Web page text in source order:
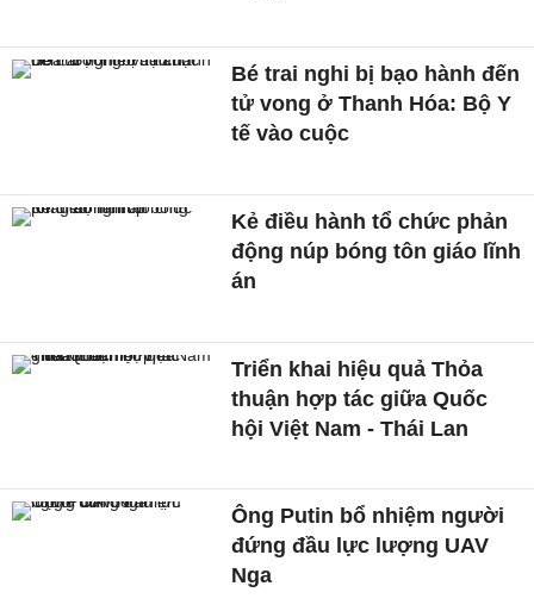
Bé trai nghi bị bạo hành đến
tử vong ở Thanh Hóa: Bộ Y
tế vào cuộc
Kẻ điều hành tổ chức phản
động núp bóng tôn giáo lĩnh
án
Triển khai hiệu quả Thỏa
thuận hợp tác giữa Quốc
hội Việt Nam - Thái Lan
Ông Putin bổ nhiệm người
đứng đầu lực lượng UAV
Nga